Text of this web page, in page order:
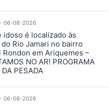
06-08-2026
idoso é localizado às
Rio Jamari no bairro
Rondon em Ariquemes –
NO AR! PROGRAMA
PESADA
06-08-2026